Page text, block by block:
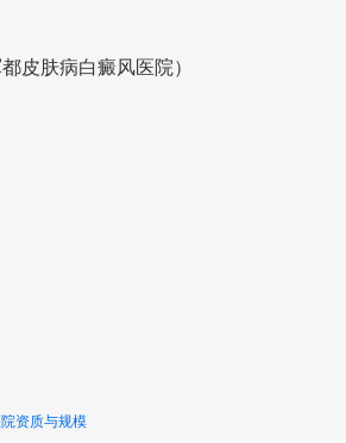
皮肤病白癜风医院）
资质与规模